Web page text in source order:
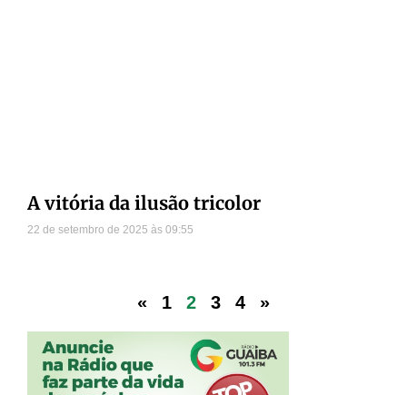
A vitória da ilusão tricolor
22 de setembro de 2025 09:55
« 1 2 3 4 »